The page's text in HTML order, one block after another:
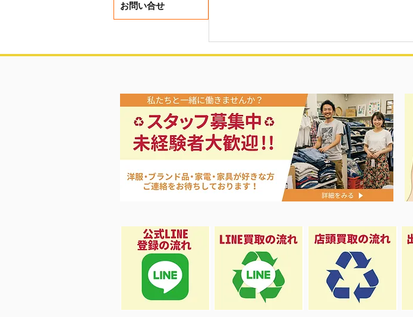
買取アップ＆大型冷蔵庫20％OFFキャン
お問い合せ